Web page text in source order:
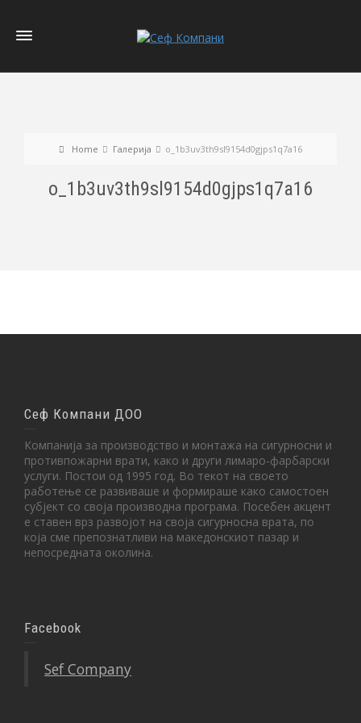
Home Галерија o_1b3uv3th9sl9154d0gjps1q7a16
o_1b3uv3th9sl9154d0gjps1q7a16
Сеф Компани ДОО
Компанија за производство и монтажа на сигурносни и
противпожарни врати, како и други лимаро-фарбарски
услуги. Постои од 1995 год. Во текот на своето
работење се развиваше и формираше како самостоен
субјект со своја производна програма. Посебен акцент
е ставен врз развојот на своја сигурносна врата, по
која сме препознатливи на македонскиот пазар и
непосредната околина.
Facebook
Sef Company